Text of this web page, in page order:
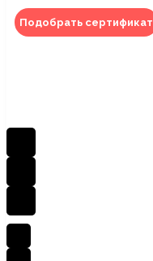
Подобрать сертификат